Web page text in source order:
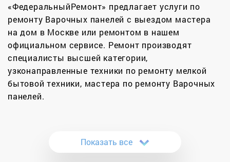
«ФедеральныйРемонт» предлагает услуги по
ремонту Варочных панелей с выездом мастера
на дом в Москве или ремонтом в нашем
официальном сервисе. Ремонт производят
специалисты высшей категории,
узконаправленные техники по ремонту мелкой
бытовой техники, мастера по ремонту Варочных
панелей.
популярной услугой. И это нисколько не говорит
о том, что они чаще ломаются, чем газовые
Показать все